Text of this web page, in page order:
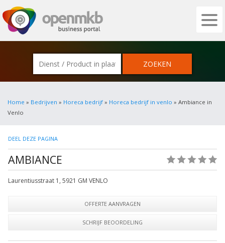
OPENMKB - DE ZAKELIJKE PORTAL
Home » Bedrijven » Horeca bedrijf » Horeca bedrijf in venlo » Ambiance in
Venlo
DEEL DEZE PAGINA
AMBIANCE
Laurentiusstraat 1 , 5921 GM VENLO
OFFERTE AANVRAGEN
SCHRIJF BEOORDELING